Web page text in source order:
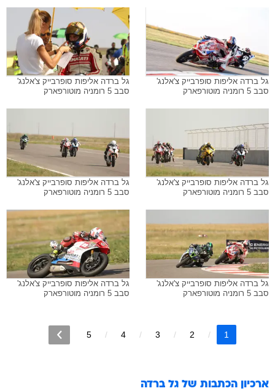
גל ברדה אליפות סופרבייק צ'אלנג'
סבב 5 רומניה מוטורפארק
גל ברדה אליפות סופרבייק צ'אלנג'
סבב 5 רומניה מוטורפארק
גל ברדה אליפות סופרבייק צ'אלנג'
סבב 5 רומניה מוטורפארק
גל ברדה אליפות סופרבייק צ'אלנג'
סבב 5 רומניה מוטורפארק
גל ברדה אליפות סופרבייק צ'אלנג'
סבב 5 רומניה מוטורפארק
גל ברדה אליפות סופרבייק צ'אלנג'
סבב 5 רומניה מוטורפארק
1
2
3
4
5
ארכיון הכתבות של גל ברדה